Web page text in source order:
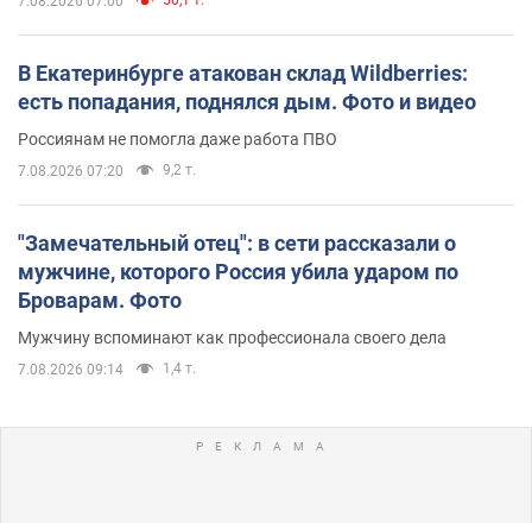
В Екатеринбурге атакован склад Wildberries:
есть попадания, поднялся дым. Фото и видео
Россиянам не помогла даже работа ПВО
7.08.2026 07:20 9,2 т.
"Замечательный отец": в сети рассказали о
мужчине, которого Россия убила ударом по
Броварам. Фото
Мужчину вспоминают как профессионала своего дела
7.08.2026 09:14 1,4 т.